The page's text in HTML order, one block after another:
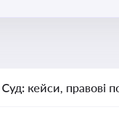
кейси, правові